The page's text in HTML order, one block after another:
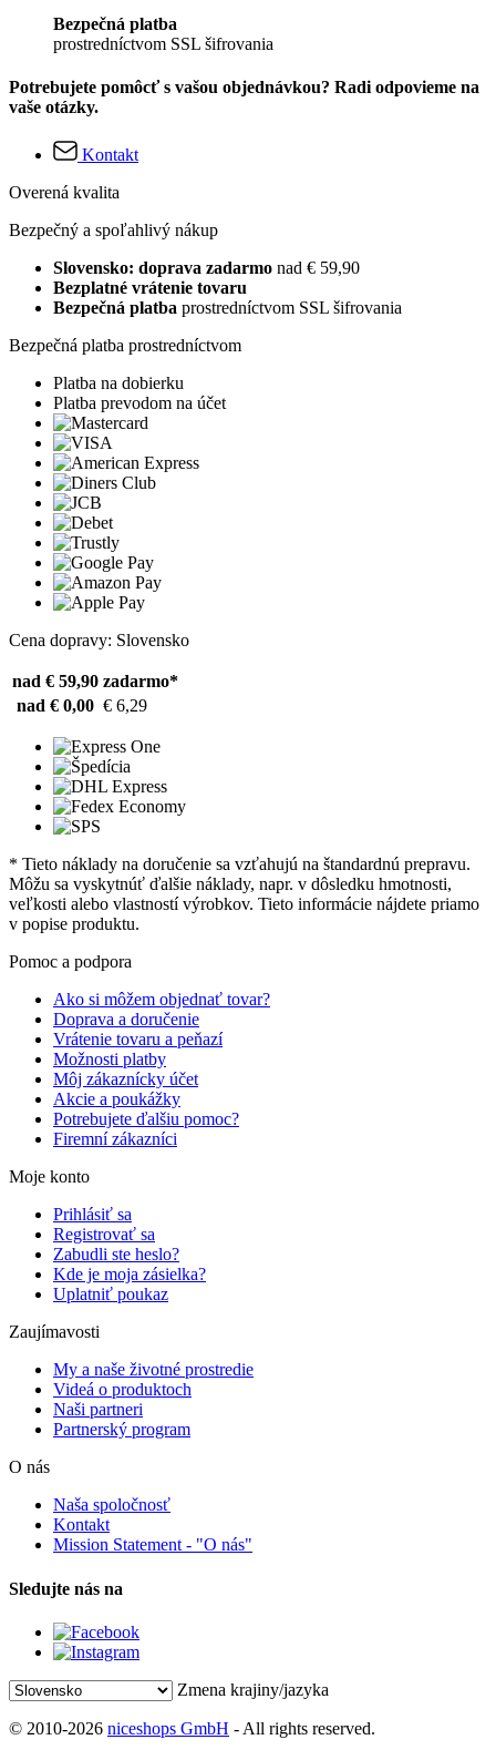
Bezpečná platba
prostredníctvom SSL šifrovania
Potrebujete pomôcť s vašou objednávkou? Radi odpovieme na
vaše otázky.
Kontakt
Overená kvalita
Bezpečný a spoľahlivý nákup
Slovensko: doprava zadarmo nad € 59,90
Bezplatné vrátenie tovaru
Bezpečná platba prostredníctvom SSL šifrovania
Bezpečná platba prostredníctvom
Platba na dobierku
Platba prevodom na účet
Cena dopravy: Slovensko
nad € 59,90 zadarmo*
nad € 0,00 € 6,29
* Tieto náklady na doručenie sa vzťahujú na štandardnú prepravu.
Môžu sa vyskytnúť ďalšie náklady, napr. v dôsledku hmotnosti,
veľkosti alebo vlastností výrobkov. Tieto informácie nájdete priamo
v popise produktu.
Pomoc a podpora
Ako si môžem objednať tovar?
Doprava a doručenie
Vrátenie tovaru a peňazí
Možnosti platby
Môj zákaznícky účet
Akcie a poukážky
Potrebujete ďalšiu pomoc?
Firemní zákazníci
Moje konto
Prihlásiť sa
Registrovať sa
Zabudli ste heslo?
Kde je moja zásielka?
Uplatniť poukaz
Zaujímavosti
My a naše životné prostredie
Videá o produktoch
Naši partneri
Partnerský program
O nás
Naša spoločnosť
Kontakt
Mission Statement - "O nás"
Sledujte nás na
Zmena krajiny/jazyka
© 2010-2026 niceshops GmbH - All rights reserved.